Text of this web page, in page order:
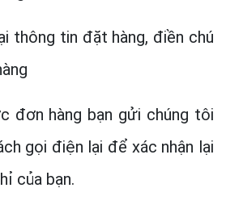
thông tin đặt hàng, điền chú
đơn hàng bạn gửi chúng tôi
gọi điện lại để xác nhận lại
của bạn.